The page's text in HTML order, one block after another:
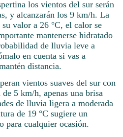
los vientos del sur serán
y alcanzarán los 9 km/h. La
valor a 26 °C, el calor se
mantenerse hidratado
de lluvia leve a
en cuenta si vas a
distancia.
vientos suaves del sur con
5 km/h, apenas una brisa
de lluvia ligera a moderada
de 19 °C sugiere un
para cualquier ocasión.